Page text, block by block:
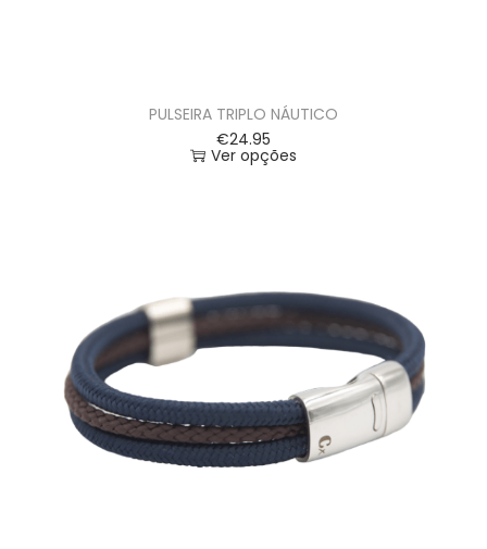
PULSEIRA TRIPLO NÁUTICO
€24.95
Ver opções